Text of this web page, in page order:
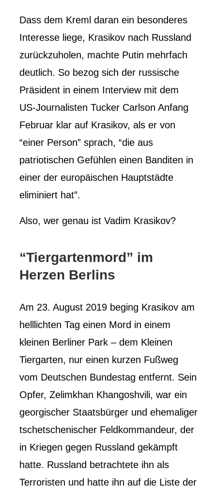
Dass dem Kreml daran ein besonderes
Interesse liege, Krasikov nach Russland
zurückzuholen, machte Putin mehrfach
deutlich. So bezog sich der russische
Präsident in einem Interview mit dem
US-Journalisten Tucker Carlson Anfang
Februar klar auf Krasikov, als er von
“einer Person” sprach, “die aus
patriotischen Gefühlen einen Banditen in
einer der europäischen Hauptstädte
eliminiert hat”.
Also, wer genau ist Vadim Krasikov?
“Tiergartenmord” im
Herzen Berlins
Am 23. August 2019 beging Krasikov am
helllichten Tag einen Mord in einem
kleinen Berliner Park – dem Kleinen
Tiergarten, nur einen kurzen Fußweg
vom Deutschen Bundestag entfernt. Sein
Opfer, Zelimkhan Khangoshvili, war ein
georgischer Staatsbürger und ehemaliger
tschetschenischer Feldkommandeur, der
in Kriegen gegen Russland gekämpft
hatte. Russland betrachtete ihn als
Terroristen und hatte ihn auf die Liste der